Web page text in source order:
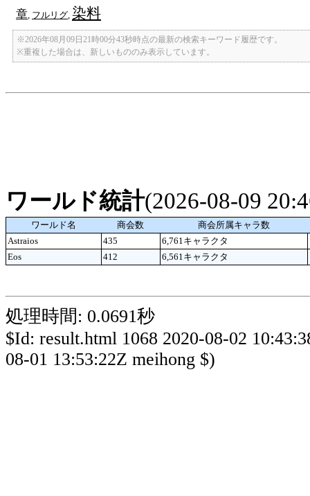
章 フルリグ 染料
※2026年08月09日21時00分43秒時点の最新の検索キーワード履歴です。
※重複した場合は、新しいもののみ表示しています。
ワールド統計(2026-08-09
ワールド名 商会数
商会所属キャラ数
Astraios
435 6,761キャラクタ
Eos
412 6,561キャラクタ
処理時間: 0.0691秒
$Id: result.html 1068 2020-08-02
08-01 13:53:22Z meihong $)